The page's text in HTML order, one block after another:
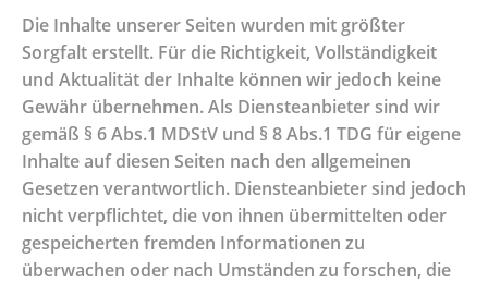
Die Inhalte unserer Seiten wurden mit größter
Sorgfalt erstellt. Für die Richtigkeit, Vollständigkeit
und Aktualität der Inhalte können wir jedoch keine
Gewähr übernehmen. Als Diensteanbieter sind wir
gemäß § 6 Abs.1 MDStV und § 8 Abs.1 TDG für eigene
Inhalte auf diesen Seiten nach den allgemeinen
Gesetzen verantwortlich. Diensteanbieter sind jedoch
nicht verpflichtet, die von ihnen übermittelten oder
gespeicherten fremden Informationen zu
überwachen oder nach Umständen zu forschen, die